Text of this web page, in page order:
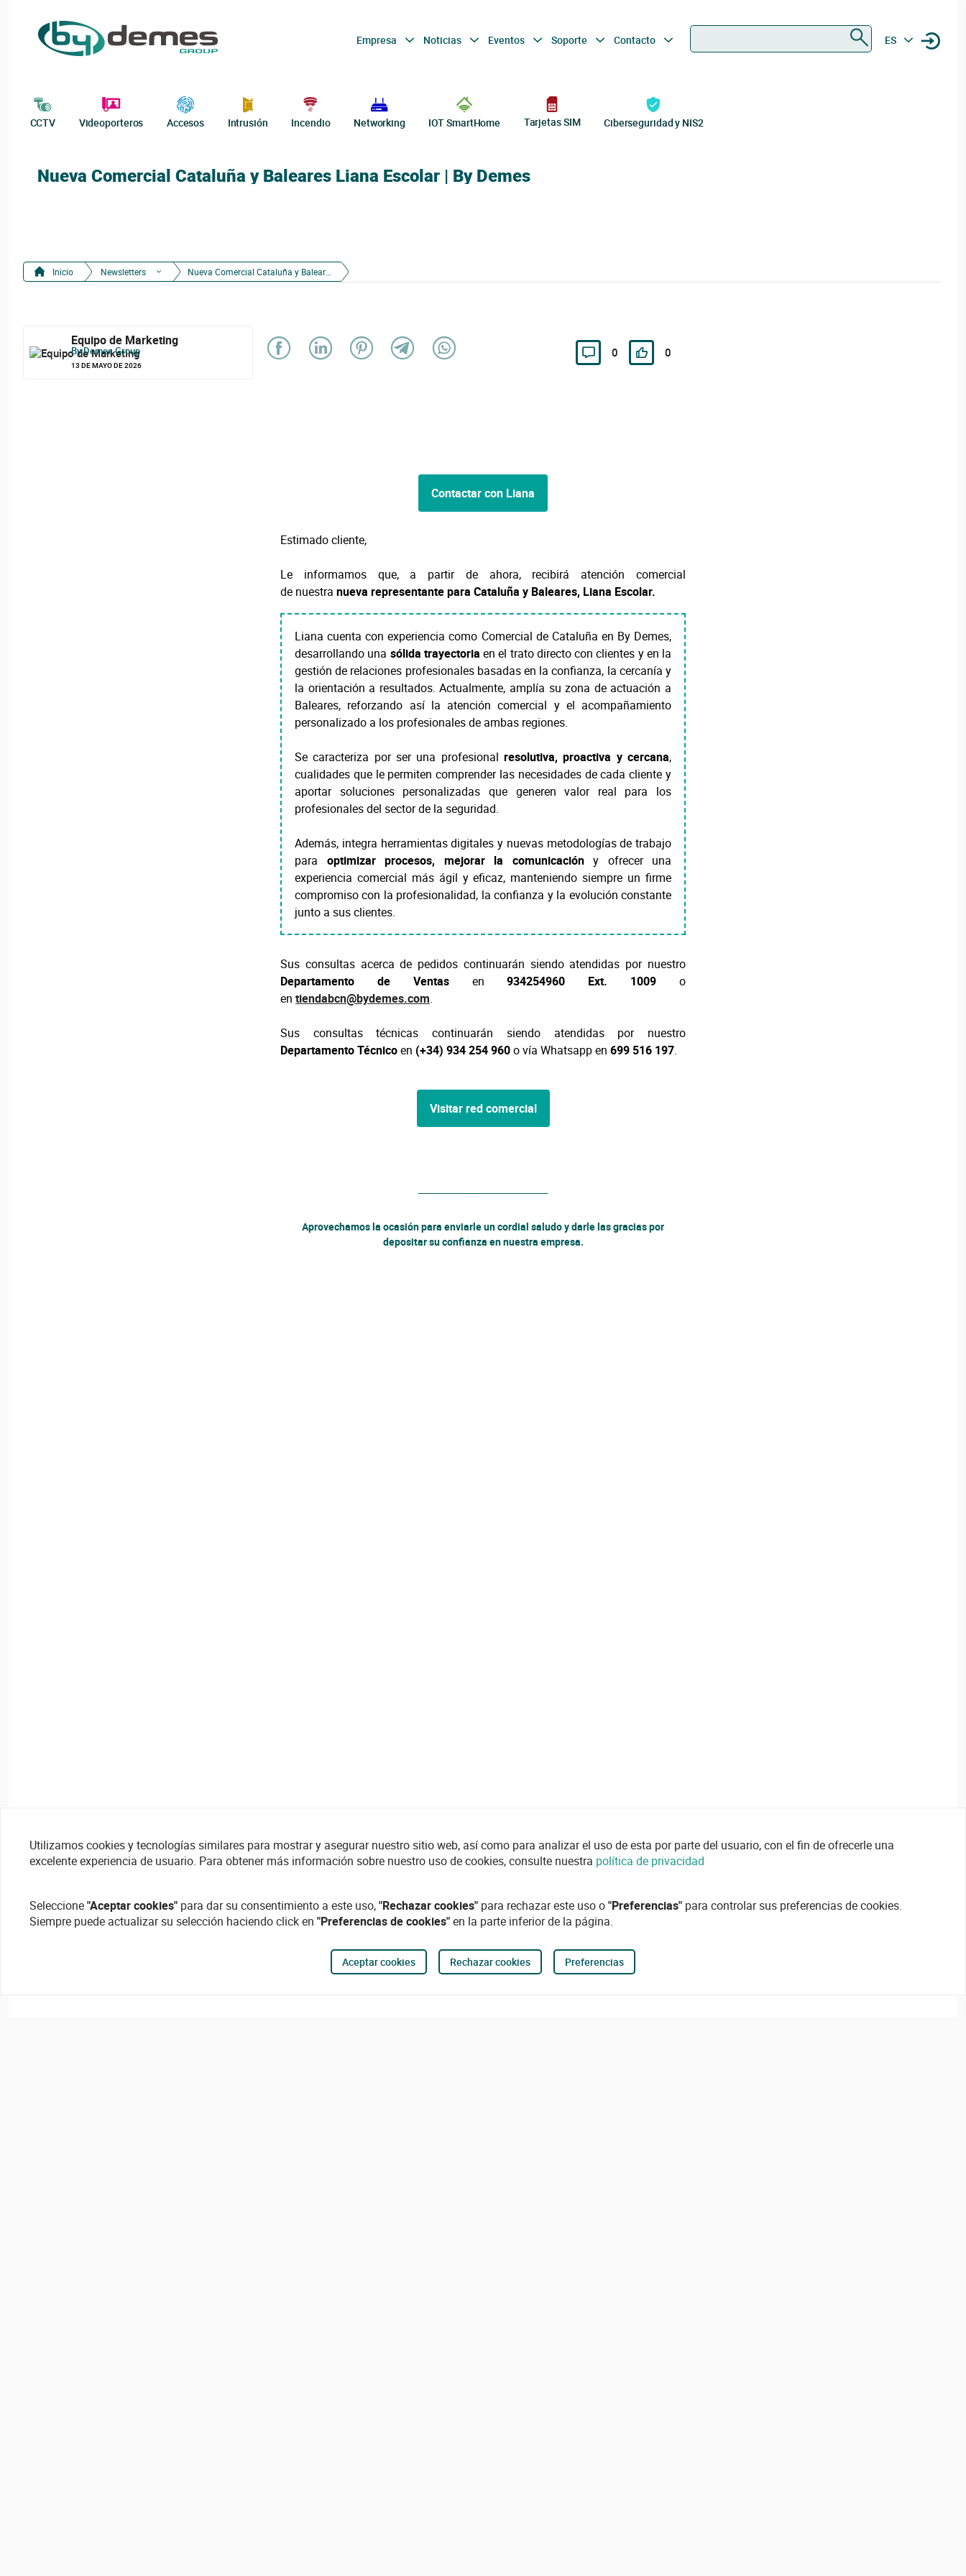
Empresa Noticias Eventos Soporte Contacto ES
CCTV Videoporteros Accesos Intrusión Incendio Networking IOT SmartHome Tarjetas SIM Ciberseguridad y NIS2
Nueva Comercial Cataluña y Baleares Liana Escolar | By Demes
Inicio Newsletters
Equipo de Marketing
By Demes Group
13 DE MAYO DE 2026
0 0
Contactar con Liana
Estimado cliente,
Le informamos que, a partir de ahora, recibirá atención comercial
de nuestra nueva representante para Cataluña y Baleares, Liana Escolar.
Liana cuenta con experiencia como Comercial de Cataluña en By Demes,
desarrollando una sólida trayectoria en el trato directo con clientes y en la
gestión de relaciones profesionales basadas en la confianza, la cercanía y
la orientación a resultados. Actualmente, amplía su zona de actuación a
Baleares, reforzando así la atención comercial y el acompañamiento
personalizado a los profesionales de ambas regiones.
Se caracteriza por ser una profesional resolutiva, proactiva y cercana,
cualidades que le permiten comprender las necesidades de cada cliente y
aportar soluciones personalizadas que generen valor real para los
profesionales del sector de la seguridad.
Además, integra herramientas digitales y nuevas metodologías de trabajo
para optimizar procesos, mejorar la comunicacióny ofrecer una
experiencia comercial más ágil y eficaz, manteniendo siempre un firme
compromiso con la profesionalidad, la confianza y la evolución constante
junto a sus clientes.
Sus consultas acerca de pedidos continuarán siendo atendidas por nuestro
Departamento de Ventas en934254960 Ext. 1009o
en tiendabcn@bydemes.com.
Sus consultas técnicas continuarán siendo atendidas por nuestro
Departamento Técnicoen (+34) 934 254 960o vía Whatsapp en 699 516 197.
Visitar red comercial
Aprovechamos la ocasión para enviarle un cordial saludo y darle las gracias por
depositar su confianza en nuestra empresa.
Utilizamos cookies y tecnologías similares para mostrar y asegurar nuestro sitio web, así como para analizar el uso de esta por parte del usuario, con el fin de ofrecerle una
excelente experiencia de usuario. Para obtener más información sobre nuestro uso de cookies, consulte nuestra política de privacidad
Seleccione"Aceptar cookies" para dar su consentimiento a este uso,"Rechazar cookies" para rechazar este uso o"Preferencias" para controlar sus preferencias de cookies.
Siempre puede actualizar su selección haciendo click en "Preferencias de cookies"en la parte inferior de la página.
Aceptar cookies Rechazar cookies Preferencias